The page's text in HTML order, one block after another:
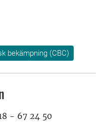
bekämpning (CBC)
- 67 24 50